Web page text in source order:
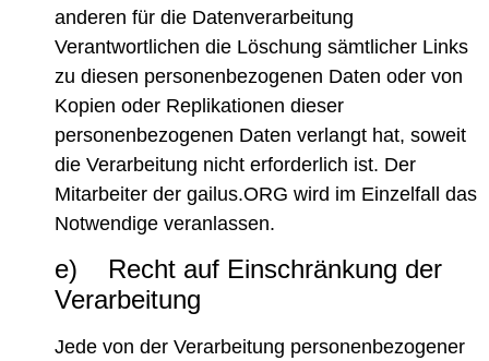
anderen für die Datenverarbeitung
Verantwortlichen die Löschung sämtlicher Links
zu diesen personenbezogenen Daten oder von
Kopien oder Replikationen dieser
personenbezogenen Daten verlangt hat, soweit
die Verarbeitung nicht erforderlich ist. Der
Mitarbeiter der gailus.ORG wird im Einzelfall das
Notwendige veranlassen.
e) Recht auf Einschränkung der
Verarbeitung
Jede von der Verarbeitung personenbezogener